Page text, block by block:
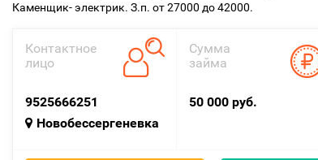
Каменщик- электрик. З.п. от 27000 до 42000.
Контактное
лицо
9525666251
Новобессергеневка
Сумма
займа
50 000 руб.